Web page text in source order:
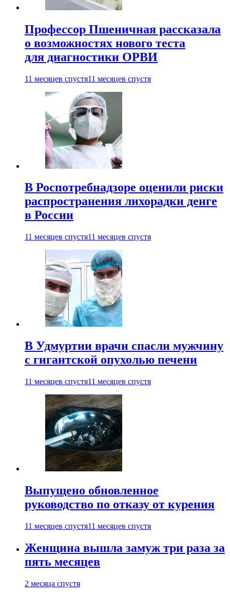
Профессор Пшеничная рассказала
о возможностях нового теста
для диагностики ОРВИ
11 месяцев спустя11 месяцев спустя
В Роспотребнадзоре оценили риски
распространения лихорадки денге
в России
11 месяцев спустя11 месяцев спустя
В Удмуртии врачи спасли мужчину
с гигантской опухолью печени
11 месяцев спустя11 месяцев спустя
Выпущено обновленное
руководство по отказу от курения
11 месяцев спустя11 месяцев спустя
Женщина вышла замуж три раза за
пять месяцев
2 месяца спустя